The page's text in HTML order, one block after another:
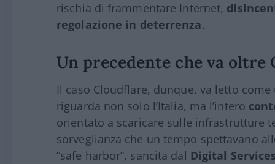
rischia di frammentare Internet,
regolazione in deterrenza.
Un precedente che va oltre
Il caso Cloudflare, dunque, va letto
riguarda non solo l’Italia, ma l’intero
orientato a scaricare sulle infrastrutture
sorveglianza che un tempo spettavano
“safe harbor”, sancita dal Digital